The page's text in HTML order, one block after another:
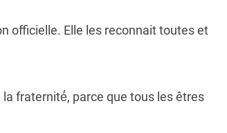
officielle. Elle les reconnait toutes et
la fraternité́, parce que tous les êtres